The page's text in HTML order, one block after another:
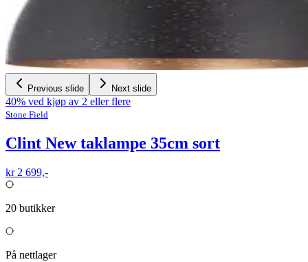
Previous slide Next slide
40% ved kjøp av 2 eller flere
Stone Field
Clint New taklampe 35cm sort
kr 2 699,-
20 butikker
På nettlager